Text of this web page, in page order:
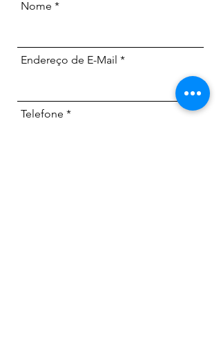
Nome
Endereço de E-Mail
Telefone